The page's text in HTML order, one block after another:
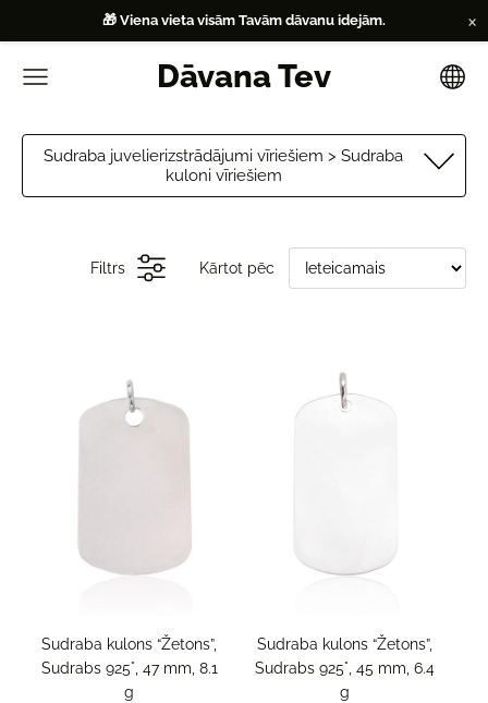
🎁 Viena vieta visām Tavām dāvanu idejām. ×
Dāvana Tev
Sudraba juvelierizstrādājumi vīriešiem > Sudraba
kuloni vīriešiem
Filtrs Kārtot pēc
Sudraba kulons “Žetons”,
Sudrabs 925°, 47 mm, 8.1
g
Sudraba kulons “Žetons”,
Sudrabs 925°, 45 mm, 6.4
g